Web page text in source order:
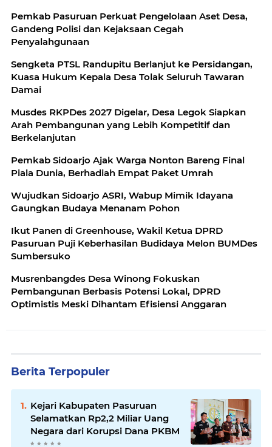
Pemkab Pasuruan Perkuat Pengelolaan Aset Desa,
Gandeng Polisi dan Kejaksaan Cegah
Penyalahgunaan
Sengketa PTSL Randupitu Berlanjut ke Persidangan,
Kuasa Hukum Kepala Desa Tolak Seluruh Tawaran
Damai
Musdes RKPDes 2027 Digelar, Desa Legok Siapkan
Arah Pembangunan yang Lebih Kompetitif dan
Berkelanjutan
Pemkab Sidoarjo Ajak Warga Nonton Bareng Final
Piala Dunia, Berhadiah Empat Paket Umrah
Wujudkan Sidoarjo ASRI, Wabup Mimik Idayana
Gaungkan Budaya Menanam Pohon
Ikut Panen di Greenhouse, Wakil Ketua DPRD
Pasuruan Puji Keberhasilan Budidaya Melon BUMDes
Sumbersuko
Musrenbangdes Desa Winong Fokuskan
Pembangunan Berbasis Potensi Lokal, DPRD
Optimistis Meski Dihantam Efisiensi Anggaran
Berita Terpopuler
Kejari Kabupaten Pasuruan
Selamatkan Rp2,2 Miliar Uang
Negara dari Korupsi Dana PKBM